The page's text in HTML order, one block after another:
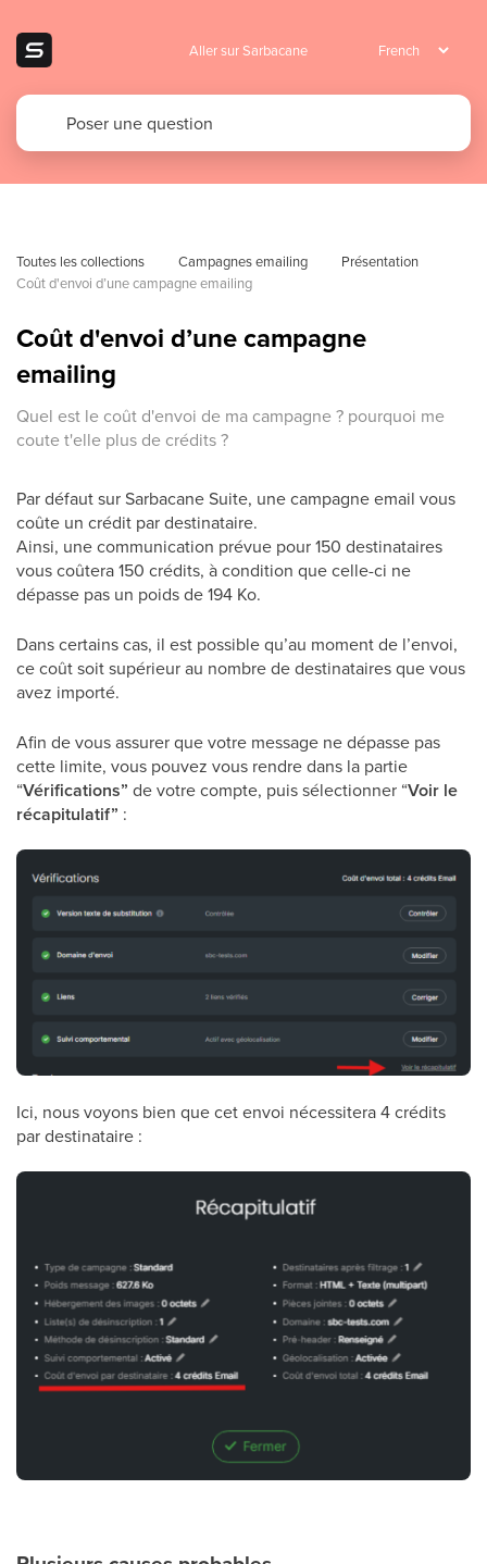
Aller sur Sarbacane
Toutes les collections Campagnes emailing
Présentation
Coût d'envoi d’une campagne emailing
Coût d'envoi d’une campagne
emailing
Quel est le coût d'envoi de ma campagne ? pourquoi me
coute t'elle plus de crédits ?
Par défaut sur Sarbacane Suite, une campagne email vous
coûte un crédit par destinataire.
Ainsi, une communication prévue pour 150 destinataires
vous coûtera 150 crédits, à condition que celle-ci ne
dépasse pas un poids de 194 Ko.
Dans certains cas, il est possible qu’au moment de l’envoi,
ce coût soit supérieur au nombre de destinataires que vous
avez importé.
Afin de vous assurer que votre message ne dépasse pas
cette limite, vous pouvez vous rendre dans la partie
“Vérifications” de votre compte, puis sélectionner “Voir le
récapitulatif” :
Ici, nous voyons bien que cet envoi nécessitera 4 crédits
par destinataire :